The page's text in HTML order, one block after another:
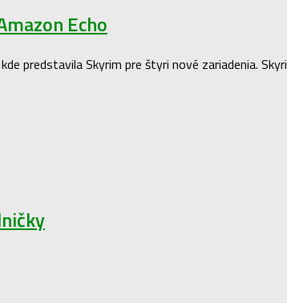
Echo
predstavila Skyrim pre štyri nové zariadenia.